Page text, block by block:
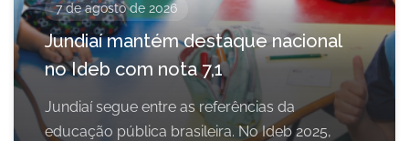
7 de agosto de 2026
Jundiaí mantém destaque nacional
no Ideb com nota 7,1
Jundiaí segue entre as referências da
educação pública brasileira. No Ideb 2025,